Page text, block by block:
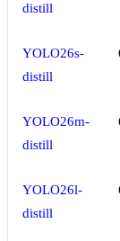
distill
YOLO26s-
distill
YOLO26m-
distill
YOLO26l-
distill